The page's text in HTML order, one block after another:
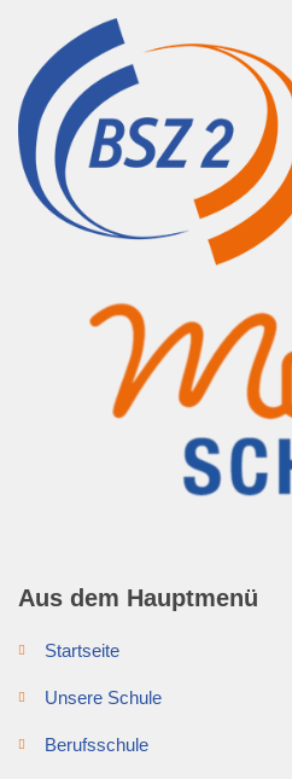
Aus dem Hauptmenü
Startseite
Unsere Schule
Berufsschule